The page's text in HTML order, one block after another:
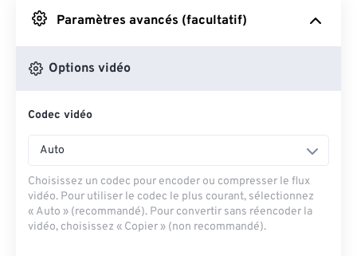
Depuis Google Drive
Depuis OneDrive
Paramètres avancés (facultatif)
Options vidéo
Codec vidéo
Auto
Choisissez un codec pour encoder ou compresser le flux
vidéo. Pour utiliser le codec le plus courant, sélectionnez
« Auto » (recommandé). Pour convertir sans réencoder la
vidéo, choisissez « Copier » (non recommandé).